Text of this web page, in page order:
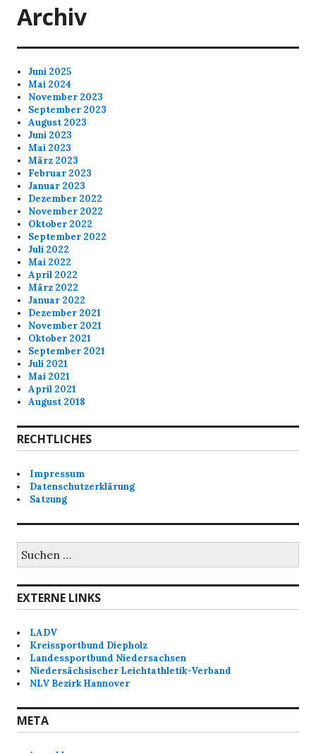
Archiv
Juni 2025
Mai 2024
November 2023
September 2023
August 2023
Juni 2023
Mai 2023
März 2023
Februar 2023
Januar 2023
Dezember 2022
November 2022
Oktober 2022
September 2022
Juli 2022
Mai 2022
April 2022
März 2022
Januar 2022
Dezember 2021
November 2021
Oktober 2021
September 2021
Juli 2021
Mai 2021
April 2021
August 2018
RECHTLICHES
Impressum
Datenschutzerklärung
Satzung
nach:
EXTERNE LINKS
LADV
Kreissportbund Diepholz
Landessportbund Niedersachsen
Niedersächsischer Leichtathletik-Verband
NLV Bezirk Hannover
META